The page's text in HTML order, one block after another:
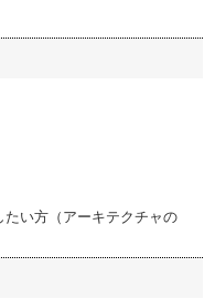
たい方（アーキテクチャの